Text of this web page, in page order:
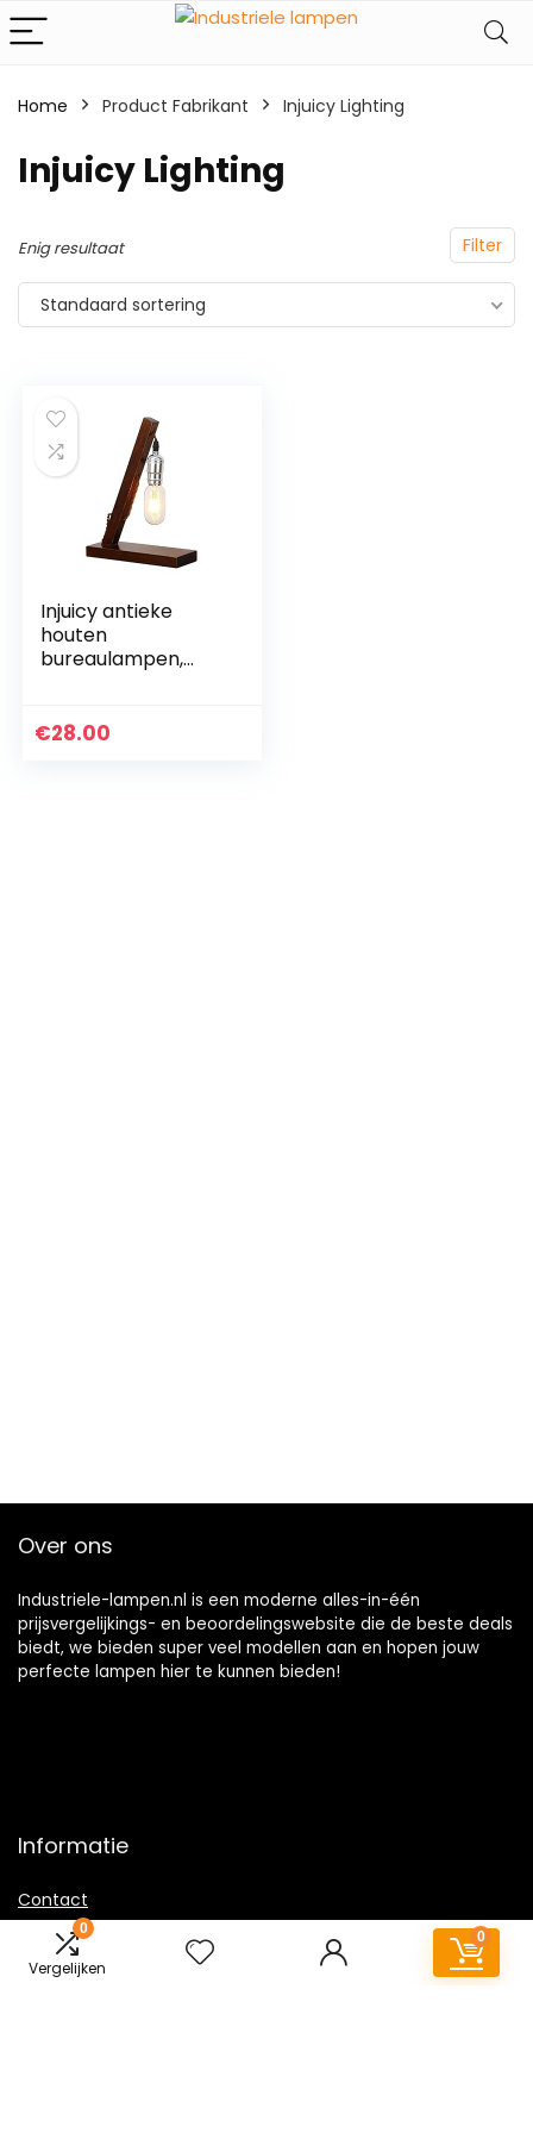
0
Vergelijken
0
Home Product Fabrikant ‎Injuicy Lighting
‎Injuicy Lighting
Filter
Enig resultaat
Standaard sortering
Injuicy antieke
houten
bureaulampen,
€28.00
Over ons
Industriele-lampen.nl is een moderne alles-in-één
prijsvergelijkings- en beoordelingswebsite die de beste deals
biedt, we bieden super veel modellen aan en hopen jouw
perfecte lampen hier te kunnen bieden!
Informatie
Contact
Klantenservice
Over ons